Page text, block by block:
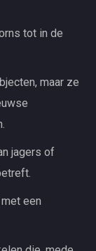
tot in de
maar ze
jagers of
een